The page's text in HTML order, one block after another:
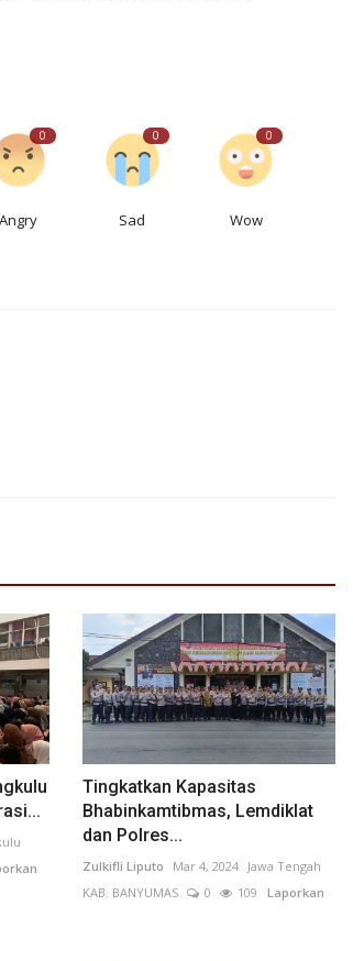
0
Angry
0
Sad
0
Wow
Tingkatkan Kapasitas
Bhabinkamtibmas, Lemdiklat
dan Polres...
Zulkifli Liputo Mar 4, 2024
Jawa Tengah
KAB. BANYUMAS
0 109 Laporkan